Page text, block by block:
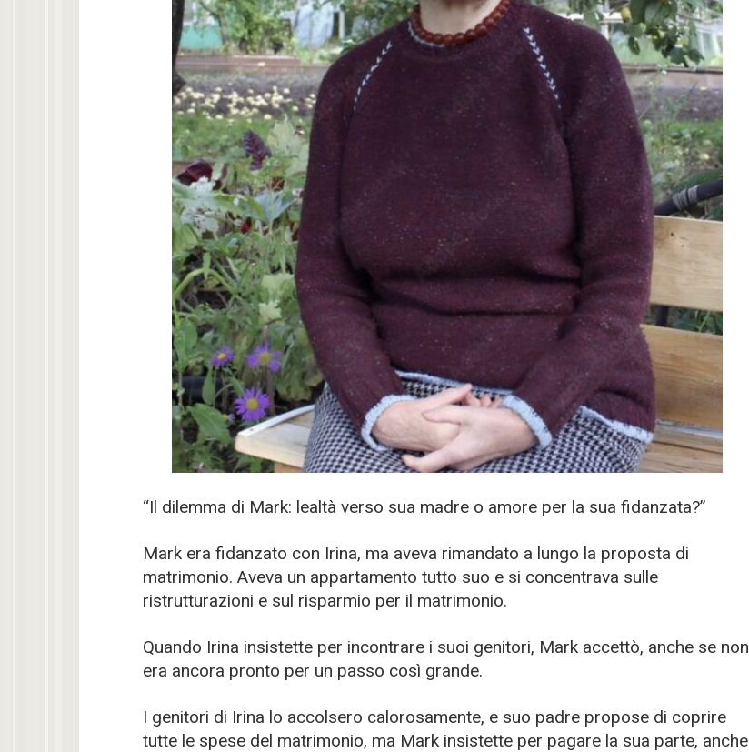
“Il dilemma di Mark: lealtà verso sua madre o amore per la sua fidanzata?”
Mark era fidanzato con Irina, ma aveva rimandato a lungo la proposta di
matrimonio. Aveva un appartamento tutto suo e si concentrava sulle
ristrutturazioni e sul risparmio per il matrimonio.
Quando Irina insistette per incontrare i suoi genitori, Mark accettò, anche se non
era ancora pronto per un passo così grande.
I genitori di Irina lo accolsero calorosamente, e suo padre propose di coprire
tutte le spese del matrimonio, ma Mark insistette per pagare la sua parte, anche